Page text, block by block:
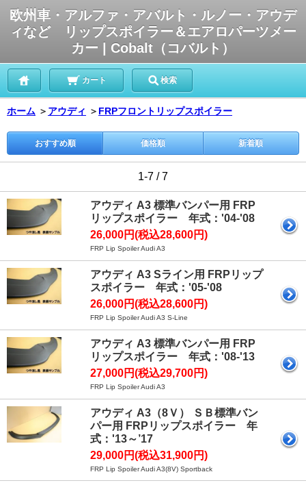
欧州車・アルファ・アバルト・ルノー・アウデ
ィなど リップスポイラー＆エアロパーツメー
カー | Cobalt（コバルト）
カート 検索
ホーム ＞ アウディ ＞ FRPフロントリップスポイラー
おすすめ順 価格順 新着順
1-7 / 7
アウディ A3 標準バンパー用 FRP
リップスポイラー 年式：'04-'08
26,000円(税込28,600円)
FRP Lip Spoiler Audi A3
アウディ A3 Sライン用 FRPリップ
スポイラー 年式：'05-'08
26,000円(税込28,600円)
FRP Lip Spoiler Audi A3 S-Line
アウディ A3 標準バンパー用 FRP
リップスポイラー 年式：'08-'13
27,000円(税込29,700円)
FRP Lip Spoiler Audi A3
アウディ A3（8Ｖ） ＳＢ標準バン
パー用 FRPリップスポイラー 年
式：'13～’17
29,000円(税込31,900円)
FRP Lip Spoiler Audi A3(8V) Sportback